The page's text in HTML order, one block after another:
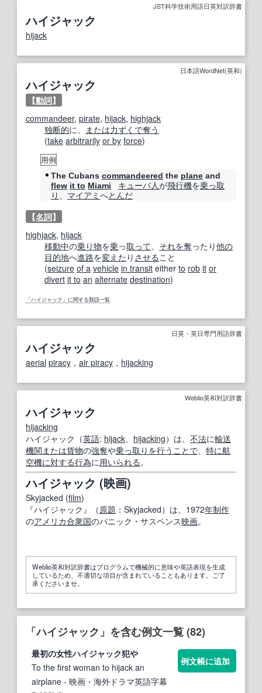
JST科学技術用語日英対訳辞書
ハイジャック
hijack
日本語WordNet(英和)
ハイジャック
【動詞】
commandeer, pirate, hijack, highjack
独断的に、 または力ずくで奪う
(take arbitrarily or by force)
用例
The Cubans commandeered the plane and
flew it to Miami キューバ人が飛行機を乗っ取
り
マイアミ へとんだ
【名詞】
highjack, hijack
移動中の乗り物を乗っ取って それを奪ったり他の
目的地へ進路を変えた り させる こと
(seizure of a vehicle in transit either to rob it or
divert it to an alternate destination)
「ハイジャック」に関する類語一覧
日英・英日専門用語辞書
ハイジャック
aerial piracy ， air piracy ， hijacking
Weblio英和対訳辞書
ハイジャック
hijacking
ハイジャック（英語: hijack hijacking）は、 不法に輸送
機関 または貨物の強奪や乗っ取り を行う ことで 特に航
空機に対する行為に 用いられる 。
ハイジャック (映画)
Skyjacked (film)
『ハイジャック』（ 原題 ：Skyjacked）は、1972年制作
のアメリカ合衆国のパニック・サスペンス映画。
Weblio英和対訳辞書はプログラムで機械的に意味や英語表現を生成
しているため、不適切な項目が含まれていることもあります。ご了
承くださいませ。
「ハイジャック」を含む例文一覧 (82)
最初の女性ハイジャック犯や
To the first woman to hijack an
airplane - 映画・海外ドラマ英語字幕
例文帳に追加